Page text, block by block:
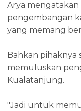
Arya mengatakan
pengembangan
yang memang
Bahkan
memuluskan
Kualatanjung.
"Jadi untuk